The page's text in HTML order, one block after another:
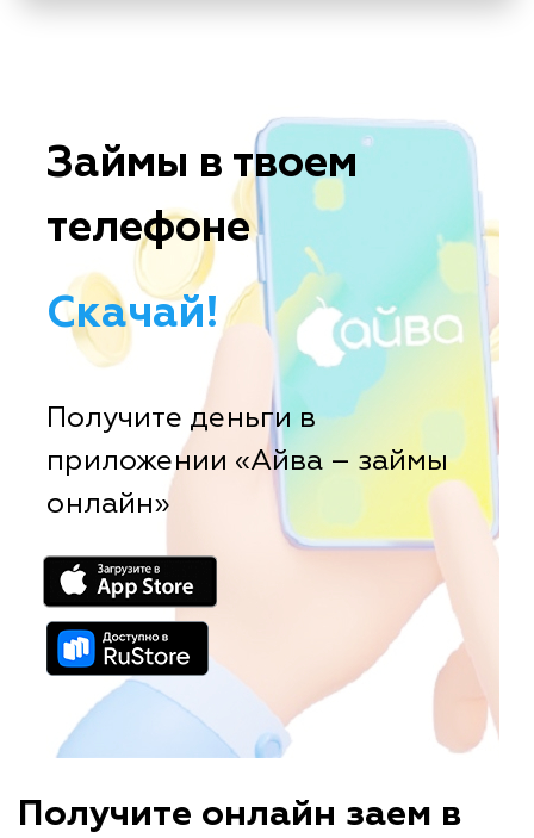
Займы в твоем
телефоне
Скачай!
Получите деньги в
приложении «Айва – займы
онлайн»
Получите онлайн заем в